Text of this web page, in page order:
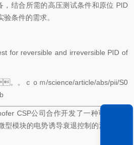
，结合所需的高压测试条件和原位 PID
条件的需求。
for reversible and irreversible PID of
。ｃｏｍ/science/article/abs/pii/S0
CSP公司合作开发了一种可作为商
型模块的电势诱导衰退控制的测量解决